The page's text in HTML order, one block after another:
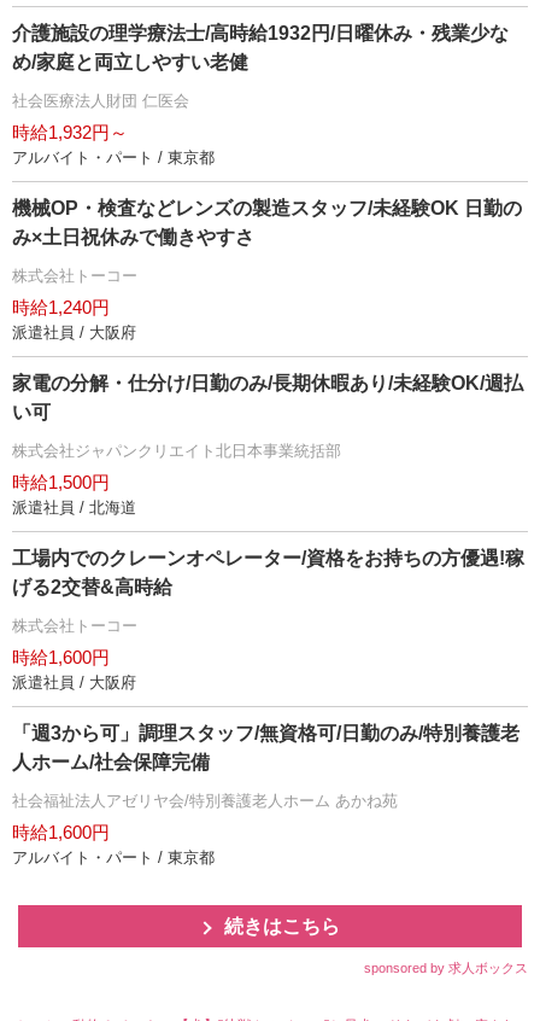
介護施設の理学療法士/高時給1932円/日曜休み・残業少な
め/家庭と両立しやすい老健
社会医療法人財団 仁医会
時給1,932円～
アルバイト・パート / 東京都
機械OP・検査などレンズの製造スタッフ/未経験OK 日勤の
み×土日祝休みで働きやすさ
株式会社トーコー
時給1,240円
派遣社員 / 大阪府
家電の分解・仕分け/日勤のみ/長期休暇あり/未経験OK/週払
い可
株式会社ジャパンクリエイト北日本事業統括部
時給1,500円
派遣社員 / 北海道
工場内でのクレーンオペレーター/資格をお持ちの方優遇!稼
げる2交替&高時給
株式会社トーコー
時給1,600円
派遣社員 / 大阪府
「週3から可」調理スタッフ/無資格可/日勤のみ/特別養護老
人ホーム/社会保障完備
社会福祉法人アゼリヤ会/特別養護老人ホーム あかね苑
時給1,600円
アルバイト・パート / 東京都
続きはこちら
sponsored by 求人ボックス